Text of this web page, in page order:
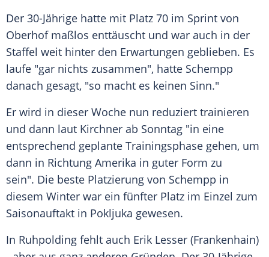
Der 30-Jährige hatte mit Platz 70 im Sprint von
Oberhof maßlos enttäuscht und war auch in der
Staffel weit hinter den Erwartungen geblieben. Es
laufe "gar nichts zusammen", hatte Schempp
danach gesagt, "so macht es keinen Sinn."
Er wird in dieser Woche nun reduziert trainieren
und dann laut Kirchner ab Sonntag "in eine
entsprechend geplante Trainingsphase gehen, um
dann in Richtung Amerika in guter Form zu
sein". Die beste Platzierung von Schempp in
diesem Winter war ein fünfter Platz im Einzel zum
Saisonauftakt in Pokljuka gewesen.
In Ruhpolding fehlt auch Erik Lesser (Frankenhain)